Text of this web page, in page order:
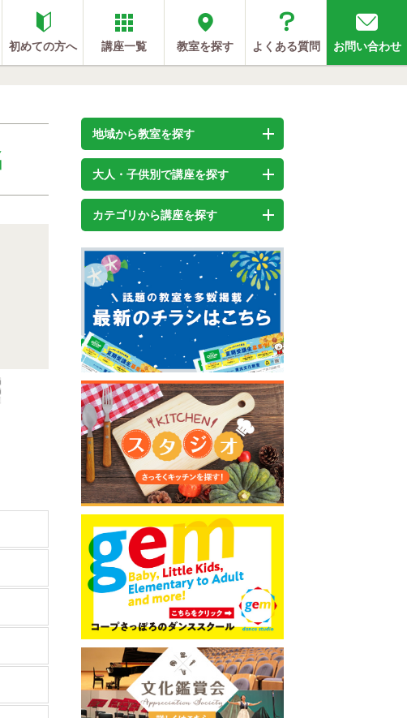
初めての方へ 講座一覧 教室を探す よくある質問 お問い合わせ
地域から教室を探す
大人・子供別で講座を探す
カテゴリから講座を探す